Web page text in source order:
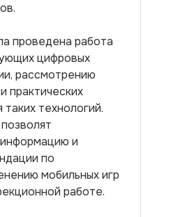
проведена работа
цифровых
рассмотрению
практических
технологий.
и
по
мобильных игр
работе.